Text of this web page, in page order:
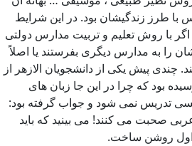
با طرز زندگیشان بود. در این شرایط
اگر با روش تعلیم و تربیت مدارس دولتی
را به مدارس دیگری بفرستند یا اصلاً
چندی پیش یکی از دانشجویان الازهر از
بود که چرا در این جا زبان های
تدریس نمی شود و جواب گرفته بود:
صحبت می کنند! می بینید که باید
اول روشن ساخت.